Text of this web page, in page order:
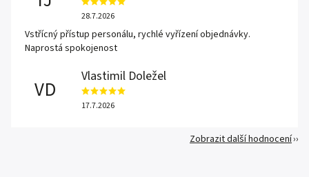
28.7.2026
Vstřícný přístup personálu, rychlé vyřízení objednávky.
Naprostá spokojenost
VD
Vlastimil Doležel
17.7.2026
Zobrazit další hodnocení